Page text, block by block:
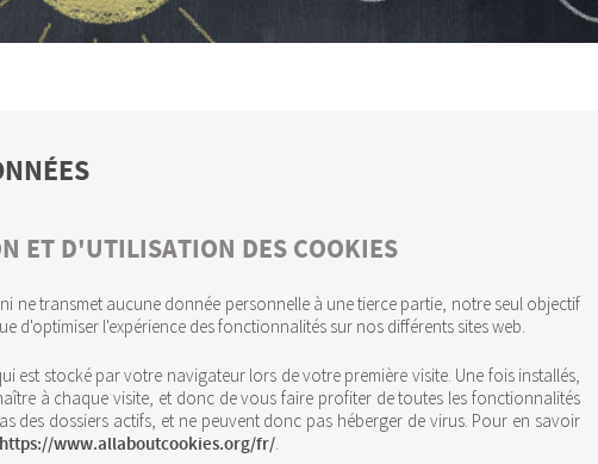
ET D'UTILISATION DES COOKIES
ne transmet aucune donnée personnelle à une tierce partie, notre seul objectif
d'optimiser l'expérience des fonctionnalités sur nos différents sites web.
est stocké par votre navigateur lors de votre première visite. Une fois installés,
à chaque visite, et donc de vous faire profiter de toutes les fonctionnalités
des dossiers actifs, et ne peuvent donc pas héberger de virus. Pour en savoir
https://www.allaboutcookies.org/fr/.